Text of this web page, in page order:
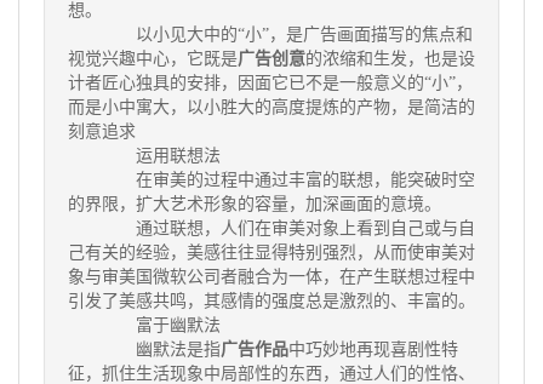
想。
以小见大中的“小”，是广告画面描写的焦点和
视觉兴趣中心，它既是广告创意的浓缩和生发，也是设
计者匠心独具的安排，因面它已不是一般意义的“小”，
而是小中寓大，以小胜大的高度提炼的产物，是简洁的
刻意追求
运用联想法
在审美的过程中通过丰富的联想，能突破时空
的界限，扩大艺术形象的容量，加深画面的意境。
通过联想，人们在审美对象上看到自己或与自
己有关的经验，美感往往显得特别强烈，从而使审美对
象与审美国微软公司者融合为一体，在产生联想过程中
引发了美感共鸣，其感情的强度总是激烈的、丰富的。
富于幽默法
幽默法是指广告作品中巧妙地再现喜剧性特
征，抓住生活现象中局部性的东西，通过人们的性恪、